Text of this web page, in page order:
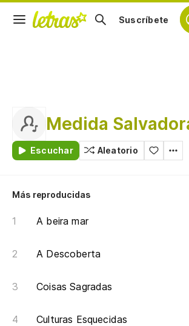
Suscríbete
Medida
Escuchar Aleatorio
Más reproducidas
A beira mar
A Descoberta
Coisas Sagradas
Culturas Esquecidas